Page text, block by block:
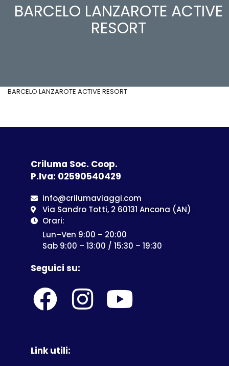
BARCELO LANZAROTE ACTIVE
RESORT
BARCELO LANZAROTE ACTIVE RESORT
Criluma Soc. Coop.
P.Iva: 02590540429
info@crilumaviaggi.com
Via Sandro Totti, 2 60131 Ancona (AN)
Orari:
Lun–Ven 9:00 – 20:00
Sab 9:00 – 13:00 / 15:30 – 19:30
Seguici su:
Link utili: